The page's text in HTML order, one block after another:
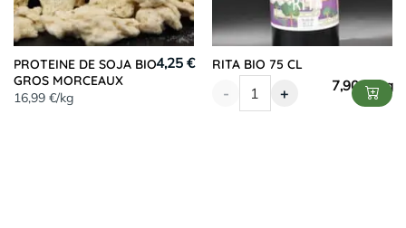
PROTEINE DE SOJA BIO
GROS MORCEAUX
16,99 €/kg
4,25 € RITA BIO 75 CL
7,90€
- +